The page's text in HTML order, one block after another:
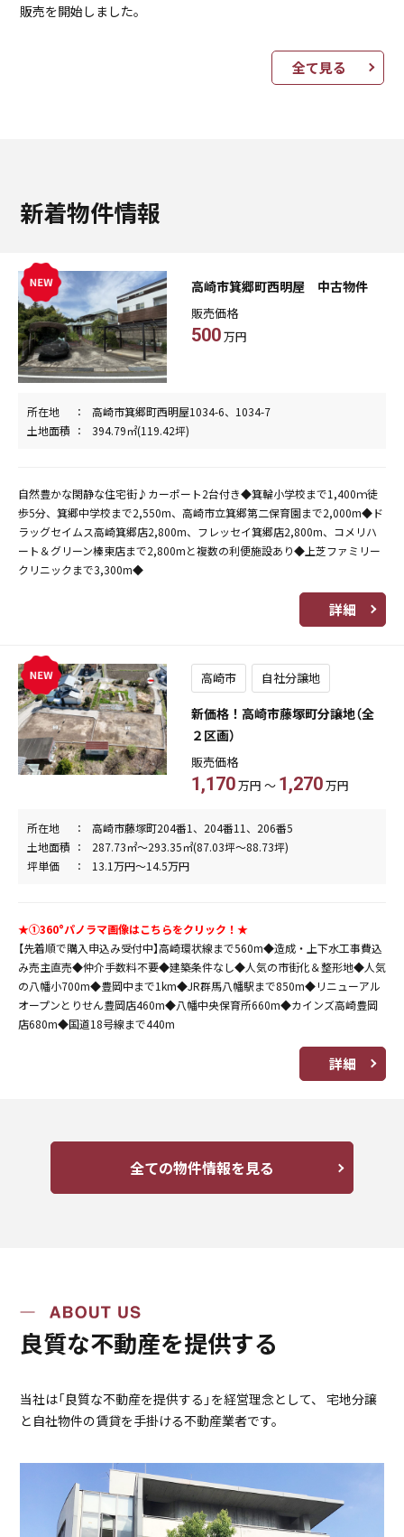
販売を開始しました。
全て見る
新着物件情報
高崎市箕郷町西明屋 中古物件
販売価格
500万円
所在地
高崎市箕郷町西明屋1034-6、1034-7
土地面積
394.79㎡(119.42坪)
自然豊かな閑静な住宅街♪カーポート2台付き◆箕輪小学校まで1,400ｍ徒
歩5分、箕郷中学校まで2,550m、高崎市立箕郷第二保育園まで2,000m◆ド
ラッグセイムス高崎箕郷店2,800m、フレッセイ箕郷店2,800m、コメリハ
ート＆グリーン榛東店まで2,800mと複数の利便施設あり◆上芝ファミリー
クリニックまで3,300m◆
詳細
高崎市 自社分譲地
新価格！高崎市藤塚町分譲地（全
２区画）
販売価格
1,170万円 ～ 1,270万円
所在地
高崎市藤塚町204番1、204番11、206番5
土地面積
287.73㎡～293.35㎡(87.03坪～88.73坪)
坪単価
13.1万円～14.5万円
★①360°パノラマ画像はこちらをクリック！★
【先着順で購入申込み受付中】高崎環状線まで560m◆造成・上下水工事費込
み売主直売◆仲介手数料不要◆建築条件なし◆人気の市街化＆整形地◆人気
の八幡小700m◆豊岡中まで1km◆JR群馬八幡駅まで850m◆リニューアル
オープンとりせん豊岡店460m◆八幡中央保育所660m◆カインズ高崎豊岡
店680m◆国道18号線まで440m
詳細
全ての物件情報を見る
良質な不動産を提供する
当社は「良質な不動産を提供する」を経営理念として、
宅地分譲
と自社物件の賃貸を手掛ける不動産業者です。